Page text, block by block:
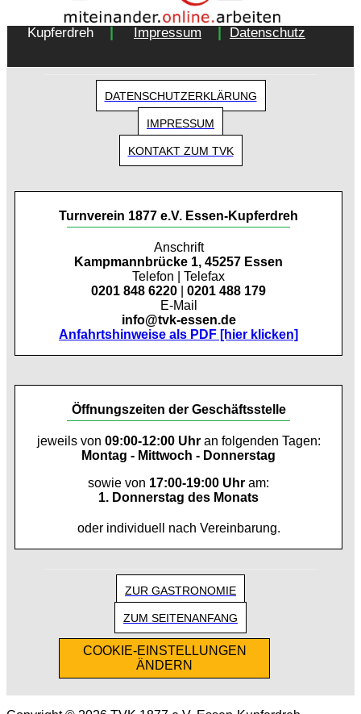
Copyright 2018 - Turnverein 1877 e.V. Essen-
Kupferdreh
Impressum Datenschutz
DATENSCHUTZERKLÄRUNG
IMPRESSUM
KONTAKT ZUM TVK
Turnverein 1877 e.V. Essen-Kupferdreh
Anschrift
Kampmannbrücke 1, 45257 Essen
Telefon | Telefax
0201 848 6220
0201 488 179
E-Mail
info@tvk-essen.de
Anfahrtshinweise als PDF [hier klicken]
Öffnungszeiten der Geschäftsstelle
jeweils von 09:00-12:00 Uhran folgenden Tagen:
Montag - Mittwoch - Donnerstag
sowie von 17:00-19:00 Uhr am:
1. Donnerstag des Monats
oder individuell nach Vereinbarung.
ZUR GASTRONOMIE
ZUM SEITENANFANG
COOKIE-EINSTELLUNGEN
ÄNDERN